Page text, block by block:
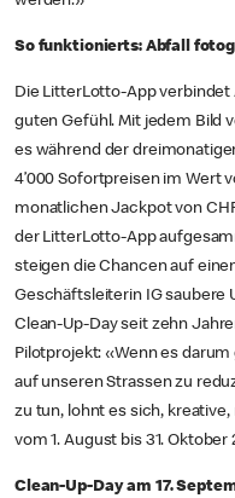
So funktionierts: Abfall
Die LitterLotto-App
guten Gefühl. Mit jedem Bild
es während der
4’000 Sofortpreisen im Wert
monatlichen Jackpot von
der LitterLotto-App
steigen die Chancen auf
Geschäftsleiterin IG saubere
Clean-Up-Day seit zehn
Pilotprojekt: «Wenn es
auf unseren Strassen zu
zu tun, lohnt es sich,
vom 1. August bis 31. Oktober
Clean-Up-Day am 17.